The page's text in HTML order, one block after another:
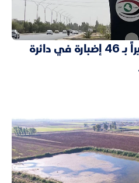
النزاهة تضبط تلاعباً وتزويراً بـ 46 إضبارة في دائرة